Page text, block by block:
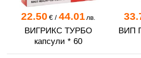
22.50 €/ 44.01лв.
ВИГРИКС ТУРБО
капсули * 60
ВИП